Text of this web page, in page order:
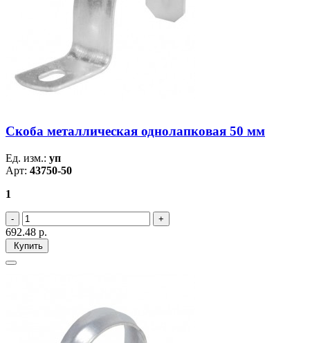
Скоба металлическая однолапковая 50 мм
Ед. изм.: уп
Арт: 43750-50
1
692.48 р.
Купить